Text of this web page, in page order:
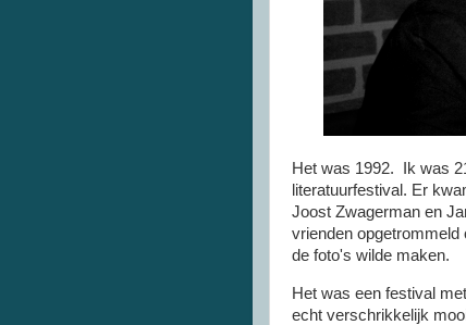
Het was 1992. Ik was
literatuurfestival. Er
Joost Zwagerman en
vrienden opgetrommeld
de foto's wilde maken.
Het was een festival
echt verschrikkelijk